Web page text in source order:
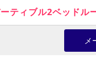
ティブル2ベッドル
メ